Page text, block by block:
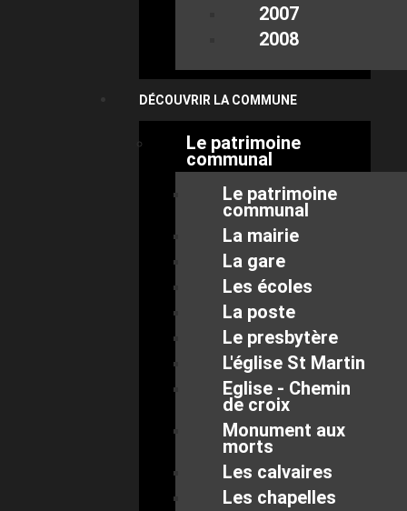
2007
2008
DÉCOUVRIR LA COMMUNE
Le patrimoine
communal
Le patrimoine
communal
La mairie
La gare
Les écoles
La poste
Le presbytère
L'église St Martin
Eglise - Chemin
de croix
Monument aux
morts
Les calvaires
Les chapelles